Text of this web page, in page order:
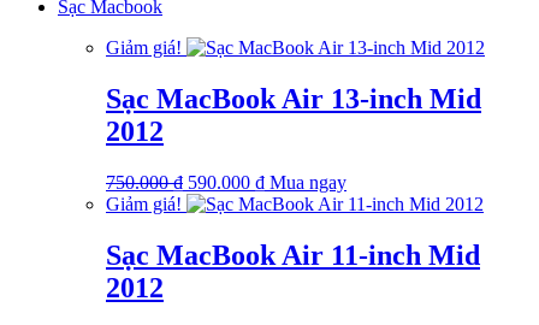
450.000 ₫.là:
Sạc Macbook
Giảm giá!
Sạc MacBook Air 13-inch Mid
2012
750.000₫ Giá
gốc
750.000 ₫.
590.000 ₫Giá
hiện
là:
590.000 ₫.
Mua ngay
Giảm giá!
Sạc MacBook Air 11-inch Mid
2012